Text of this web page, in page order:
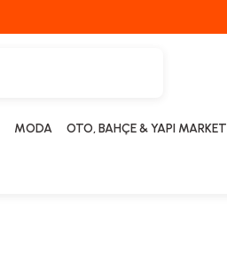
MODA OTO, BAHÇE & YAPI MARKET